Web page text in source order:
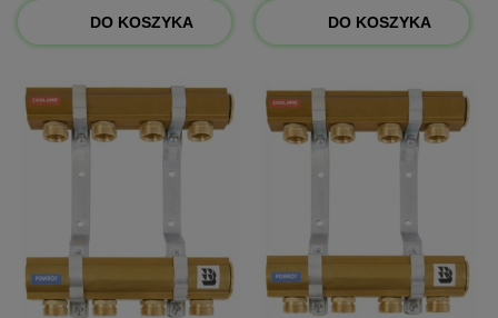
DO KOSZYKA DO KOSZYKA